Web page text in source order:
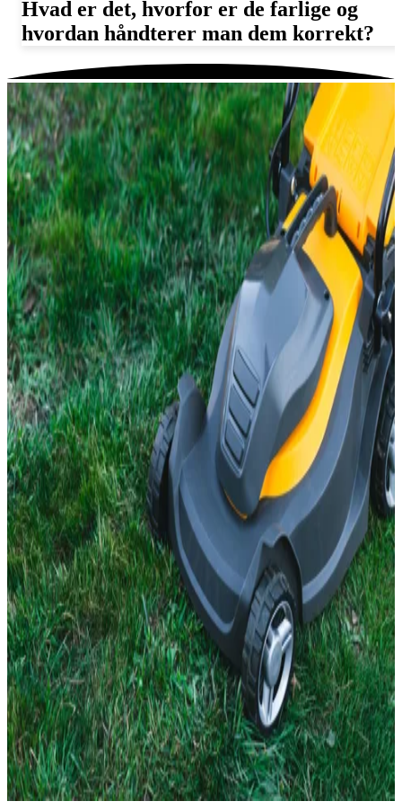
Hvad er det, hvorfor er de farlige og
hvordan håndterer man dem korrekt?